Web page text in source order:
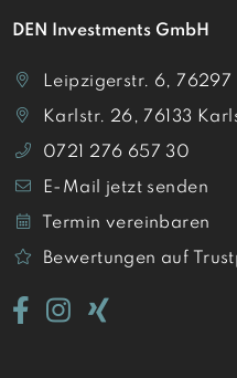
DEN Investments GmbH
Leipzigerstr. 6, 76297
Karlstr. 26, 76133
0721 276 657 30
E-Mail jetzt senden
Termin vereinbaren
Bewertungen auf